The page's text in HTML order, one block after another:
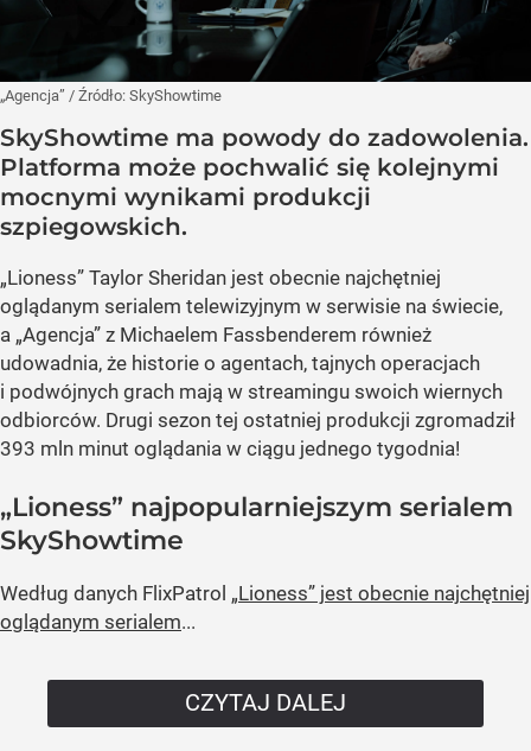
„Agencja” / Źródło: SkyShowtime
SkyShowtime ma powody do zadowolenia.
Platforma może pochwalić się kolejnymi
mocnymi wynikami produkcji
szpiegowskich.
„Lioness” Taylor Sheridan jest obecnie najchętniej
oglądanym serialem telewizyjnym w serwisie na świecie,
a „Agencja” z Michaelem Fassbenderem również
udowadnia, że historie o agentach, tajnych operacjach
i podwójnych grach mają w streamingu swoich wiernych
odbiorców. Drugi sezon tej ostatniej produkcji zgromadził
393 mln minut oglądania w ciągu jednego tygodnia!
„Lioness” najpopularniejszym serialem
SkyShowtime
Według danych FlixPatrol „Lioness” jest obecnie najchętniej
oglądanym serialem...
CZYTAJ DALEJ